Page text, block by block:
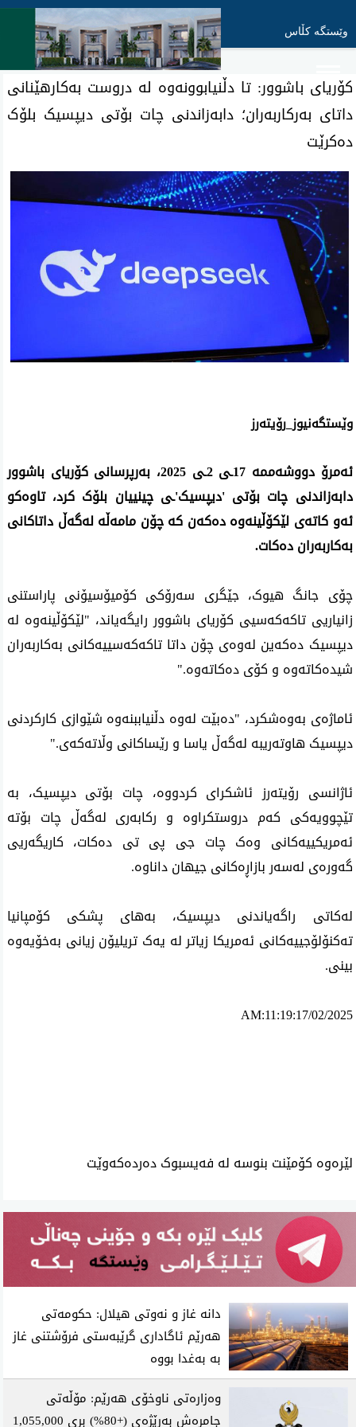
وێستگە کڵاس
کۆریای باشوور: تا دڵنیابوونەوە لە دروست بەکارهێنانی
داتای بەرکاربەران؛ دابەزاندنی چات بۆتی دیپسیک بلۆک
دەکرێت
وێستگەنیوز_رۆیتەرز
ئەمرۆ دووشەممە 17ـی 2ـی 2025، بەرپرسانی کۆریای باشوور
دابەزاندنی چات بۆتی 'دیپسیک'ـی چینییان بلۆک کرد، تاوەکو
ئەو کاتەی لێکۆڵینەوە دەکەن کە چۆن مامەڵە لەگەڵ داتاکانی
بەکاربەران دەکات.
چۆی جانگ هیوک، جێگری سەرۆکی کۆمیۆسیۆنی پاراستنی
زانیاریی تاکەکەسیی کۆریای باشوور رایگەیاند، "لێکۆڵینەوە لە
دیپسیک دەکەین لەوەی چۆن داتا تاکەکەسییەکانی بەکاربەران
شیدەکاتەوە و کۆی دەکاتەوە."
ئاماژەی بەوەشکرد، "دەبێت لەوە دڵنیاببنەوە شێوازی کارکردنی
دیپسیک هاوتەریبە لەگەڵ یاسا و رێساکانی وڵاتەکەی."
ئاژانسی رۆیتەرز ئاشکرای کردووە، چات بۆتی دیپسیک، بە
تێچوویەکی کەم دروستکراوە و رکابەری لەگەڵ چات بۆتە
ئەمریکییەکانی وەک چات جی پی تی دەکات، کاریگەریی
گەورەی لەسەر بازاڕەکانی جیهان داناوە.
لەکاتی راگەیاندنی دیپسیک، بەهای پشکی کۆمپانیا
تەکنۆلۆجییەکانی ئەمریکا زیاتر لە یەک تریلیۆن زیانی بەخۆیەوە
بینی.
AM:11:19:17/02/2025
لێرەوە کۆمێنت بنوسە لە فەیسبوک دەردەکەوێت
دانە غاز و نەوتی هیلال: حکومەتی
هەرێم ئاگاداری گرێبەستی فرۆشتنی غاز
بە بەغدا بووە
وەزارەتی ناوخۆی هەرێم: مۆڵەتی
جامڕەش بەرێژەی (+80%) بڕی 1,055,000